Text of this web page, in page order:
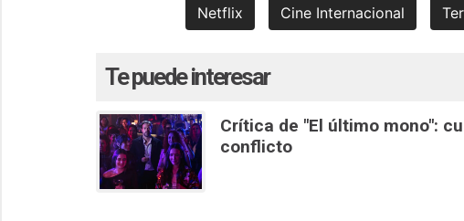
Netflix Cine Internacional
Te puede interesar
Crítica de "El último mono":
conflicto